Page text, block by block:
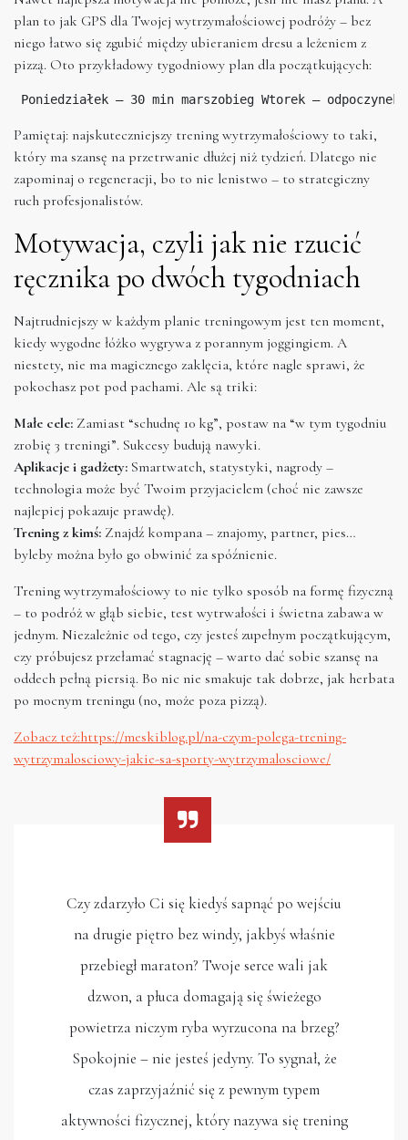
plan to jak GPS dla Twojej wytrzymałościowej podróży – bez
niego łatwo się zgubić między ubieraniem dresu a leżeniem z
pizzą. Oto przykładowy tygodniowy plan dla początkujących:
Poniedziałek – 30 min marszobieg Wtorek –
Pamiętaj: najskuteczniejszy trening wytrzymałościowy to taki,
który ma szansę na przetrwanie dłużej niż tydzień. Dlatego nie
zapominaj o regeneracji, bo to nie lenistwo – to strategiczny
ruch profesjonalistów.
Motywacja, czyli jak nie rzucić
ręcznika po dwóch tygodniach
Najtrudniejszy w każdym planie treningowym jest ten moment,
kiedy wygodne łóżko wygrywa z porannym joggingiem. A
niestety, nie ma magicznego zaklęcia, które nagle sprawi, że
pokochasz pot pod pachami. Ale są triki:
Małe cele: Zamiast “schudnę 10 kg”, postaw na “w tym tygodniu
zrobię 3 treningi”. Sukcesy budują nawyki.
Aplikacje i gadżety: Smartwatch, statystyki, nagrody –
technologia może być Twoim przyjacielem (choć nie zawsze
najlepiej pokazuje prawdę).
Trening z kimś: Znajdź kompana – znajomy, partner, pies…
byleby można było go obwinić za spóźnienie.
Trening wytrzymałościowy to nie tylko sposób na formę fizyczną
– to podróż w głąb siebie, test wytrwałości i świetna zabawa w
jednym. Niezależnie od tego, czy jesteś zupełnym początkującym,
czy próbujesz przełamać stagnację – warto dać sobie szansę na
oddech pełną piersią. Bo nic nie smakuje tak dobrze, jak herbata
po mocnym treningu (no, może poza pizzą).
Zobacz też:https://meskiblog.pl/na-czym-polega-trening-
wytrzymalosciowy-jakie-sa-sporty-wytrzymalosciowe/
Czy zdarzyło Ci się kiedyś sapnąć po wejściu
na drugie piętro bez windy, jakbyś właśnie
przebiegł maraton? Twoje serce wali jak
dzwon, a płuca domagają się świeżego
powietrza niczym ryba wyrzucona na brzeg?
Spokojnie – nie jesteś jedyny. To sygnał, że
czas zaprzyjaźnić się z pewnym typem
aktywności fizycznej, który nazywa się trening